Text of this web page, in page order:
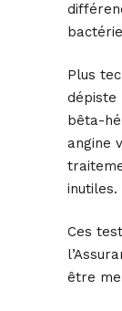
Plus
dépiste
bêta-
angine
inutiles.
Ces
être